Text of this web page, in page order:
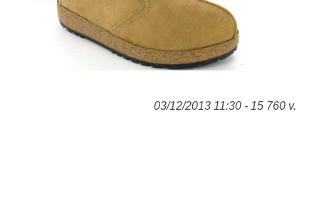
03/12/2013 11:30 - 15 760 v.